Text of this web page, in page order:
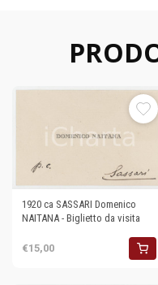
1920 ca SASSARI Domenico
NAITANA - Biglietto da visita
€15,00